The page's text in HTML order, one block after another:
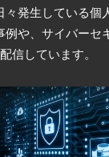
発生している個
や、サイバーセ
信しています。